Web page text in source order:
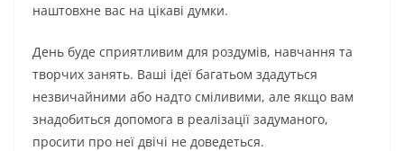
наштовхне вас на цікаві думки.
День буде сприятливим для роздумів, навчання та
творчих занять. Ваші ідеї багатьом здадуться
незвичайними або надто сміливими, але якщо вам
знадобиться допомога в реалізації задуманого,
просити про неї двічі не доведеться.